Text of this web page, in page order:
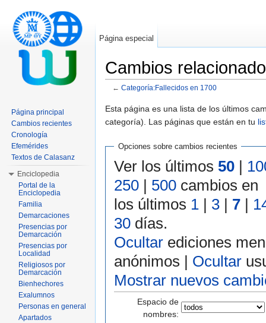
Cambios
← Categoría:Fallecidos en 1700
Esta página es una lista de los últimos
categoría). Las páginas que están en tu
Opciones sobre cambios recientes
Ver los últimos 50 |
250 | 500 cambios en
los últimos 1 | 3 | 7 |
30 días.
Ocultar ediciones
anónimos | Ocultar
Mostrar nuevos
Espacio de
nombres:
Página especial
Página principal
Cambios recientes
Cronología
Efemérides
Textos de Calasanz
Enciclopedia
Portal de la
Enciclopedia
Familia
Demarcaciones
Presencias por
Demarcación
Presencias por
Localidad
Religiosos por
Demarcación
Bienhechores
Exalumnos
Personas en general
Apartados